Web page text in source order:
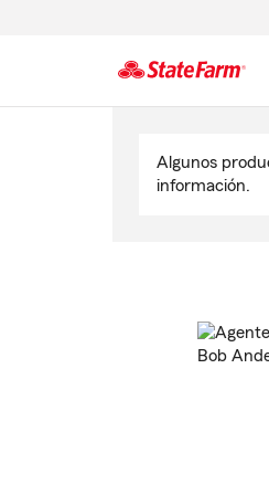
Algunos
información.